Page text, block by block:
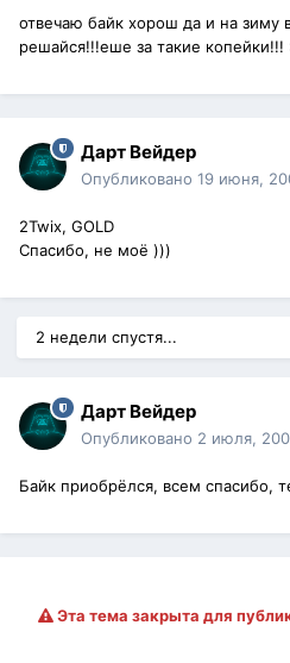
отвечаю байк хорош да и на зиму
решайся!!!еше за такие копейки!!!
Дарт Вейдер
Опубликовано 19 июня,
2Twix, GOLD
Спасибо, не моё )))
2 недели спустя...
Дарт Вейдер
Опубликовано 2 июля,
Байк приобрёлся, всем спасибо,
Эта тема закрыта для